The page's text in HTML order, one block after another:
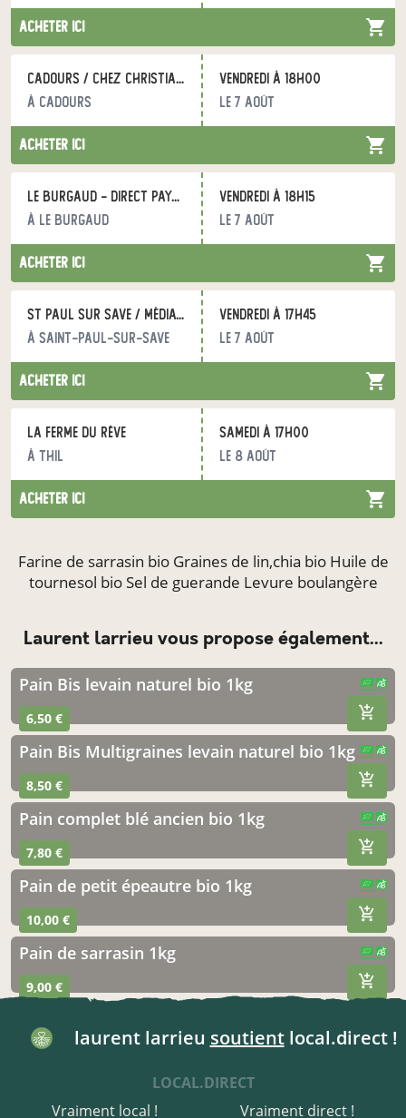
acheter ici
Cadours / Chez Christian - DIRECT PAYSANS
à Cadours
vendredi à 18h00
le 7 août
acheter ici
Le Burgaud - DIRECT PAYSANS
à Le Burgaud
vendredi à 18h15
le 7 août
acheter ici
St Paul sur Save / Médiathèque - DIRECT PAYSANS
à Saint-Paul-sur-Save
vendredi à 17h45
le 7 août
acheter ici
La ferme du rêve
à Thil
samedi à 17h00
le 8 août
acheter ici
Farine de sarrasin bio Graines de lin,chia bio Huile de
tournesol bio Sel de guerande Levure boulangère
laurent larrieu vous propose également...
Pain Bis levain naturel bio 1kg
6,50 €
Pain Bis Multigraines levain naturel bio 1kg
8,50 €
Pain complet blé ancien bio 1kg
7,80 €
Pain de petit épeautre bio 1kg
10,00 €
Pain de sarrasin 1kg
9,00 €
laurent larrieu soutientlocal.direct !
LOCAL.DIRECT
Vraiment local !
Vraiment direct !